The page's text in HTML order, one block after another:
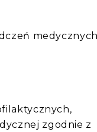
medycznych
zgodnie z